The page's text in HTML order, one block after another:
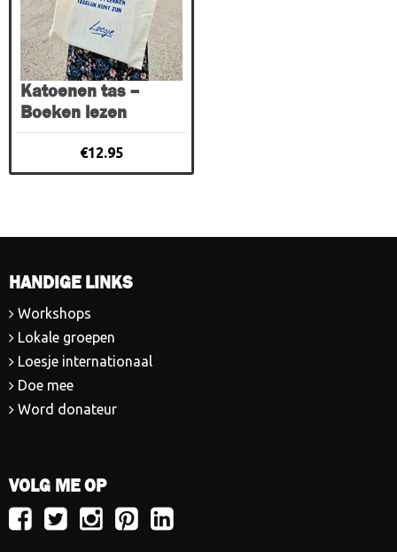
Katoenen tas –
Boeken lezen
€12.95
HANDIGE LINKS
Workshops
Lokale groepen
Loesje internationaal
Doe mee
Word donateur
VOLG ME OP
VolgVolgVolgVolgVolg